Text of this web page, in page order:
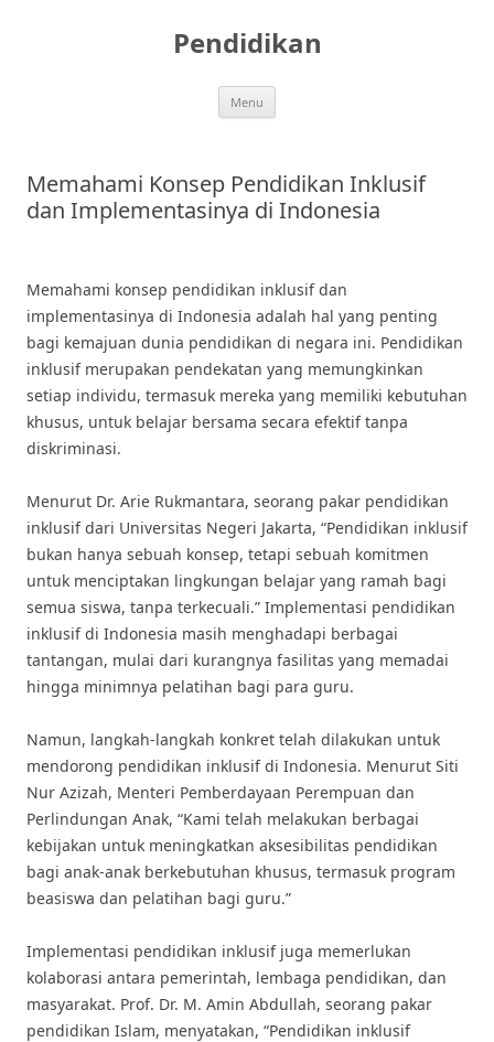
Pendidikan
Menu
Memahami Konsep Pendidikan Inklusif
dan Implementasinya di Indonesia
Memahami konsep pendidikan inklusif dan
implementasinya di Indonesia adalah hal yang penting
bagi kemajuan dunia pendidikan di negara ini. Pendidikan
inklusif merupakan pendekatan yang memungkinkan
setiap individu, termasuk mereka yang memiliki kebutuhan
khusus, untuk belajar bersama secara efektif tanpa
diskriminasi.
Menurut Dr. Arie Rukmantara, seorang pakar pendidikan
inklusif dari Universitas Negeri Jakarta, “Pendidikan inklusif
bukan hanya sebuah konsep, tetapi sebuah komitmen
untuk menciptakan lingkungan belajar yang ramah bagi
semua siswa, tanpa terkecuali.” Implementasi pendidikan
inklusif di Indonesia masih menghadapi berbagai
tantangan, mulai dari kurangnya fasilitas yang memadai
hingga minimnya pelatihan bagi para guru.
Namun, langkah-langkah konkret telah dilakukan untuk
mendorong pendidikan inklusif di Indonesia. Menurut Siti
Nur Azizah, Menteri Pemberdayaan Perempuan dan
Perlindungan Anak, “Kami telah melakukan berbagai
kebijakan untuk meningkatkan aksesibilitas pendidikan
bagi anak-anak berkebutuhan khusus, termasuk program
beasiswa dan pelatihan bagi guru.”
Implementasi pendidikan inklusif juga memerlukan
kolaborasi antara pemerintah, lembaga pendidikan, dan
masyarakat. Prof. Dr. M. Amin Abdullah, seorang pakar
pendidikan Islam, menyatakan, “Pendidikan inklusif